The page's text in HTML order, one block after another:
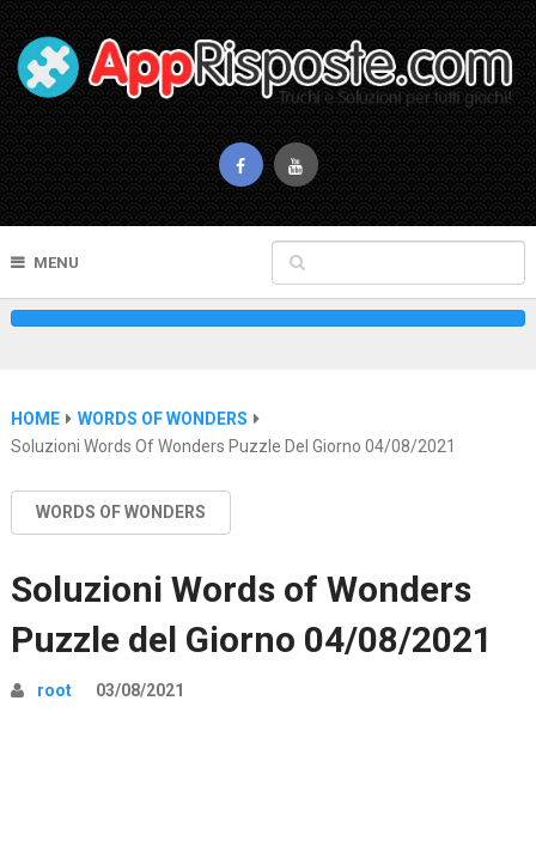
MENU
HOME
WORDS OF WONDERS
Soluzioni Words Of Wonders Puzzle Del Giorno 04/08/2021
WORDS OF WONDERS
Soluzioni Words of Wonders
Puzzle del Giorno 04/08/2021
root 03/08/2021